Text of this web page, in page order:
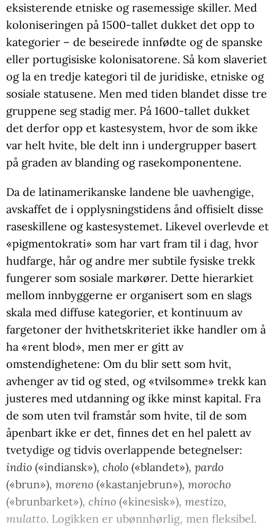
eksisterende etniske og rasemessige skiller. Med
koloniseringen på 1500-tallet dukket det opp to
kategorier – de beseirede innfødte og de spanske
eller portugisiske kolonisatorene. Så kom slaveriet
og la en tredje kategori til de juridiske, etniske og
sosiale statusene. Men med tiden blandet disse tre
gruppene seg stadig mer. På 1600-tallet dukket
det derfor opp et kastesystem, hvor de som ikke
var helt hvite, ble delt inn i undergrupper basert
på graden av blanding og rasekomponentene.
Da de latinamerikanske landene ble uavhengige,
avskaffet de i opplysningstidens ånd offisielt disse
raseskillene og kastesystemet. Likevel overlevde et
«pigmentokrati» som har vart fram til i dag, hvor
hudfarge, hår og andre mer subtile fysiske trekk
fungerer som sosiale markører. Dette hierarkiet
mellom innbyggerne er organisert som en slags
skala med diffuse kategorier, et kontinuum av
fargetoner der hvithetskriteriet ikke handler om å
ha «rent blod», men mer er gitt av
omstendighetene: Om du blir sett som hvit,
avhenger av tid og sted, og «tvilsomme» trekk kan
justeres med utdanning og ikke minst kapital. Fra
de som uten tvil framstår som hvite, til de som
åpenbart ikke er det, finnes det en hel palett av
tvetydige og tidvis overlappende betegnelser:
indio («indiansk»), cholo («blandet»), pardo
(«brun»), moreno («kastanjebrun»), morocho
(«brunbarket»), chino («kinesisk»), mestizo,
mulatto. Logikken er ubønnhørlig, men fleksibel.